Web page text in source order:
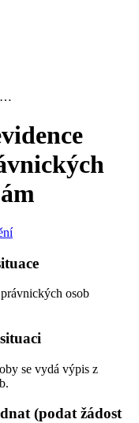
osob
se vydá výpis z
(podat žádost